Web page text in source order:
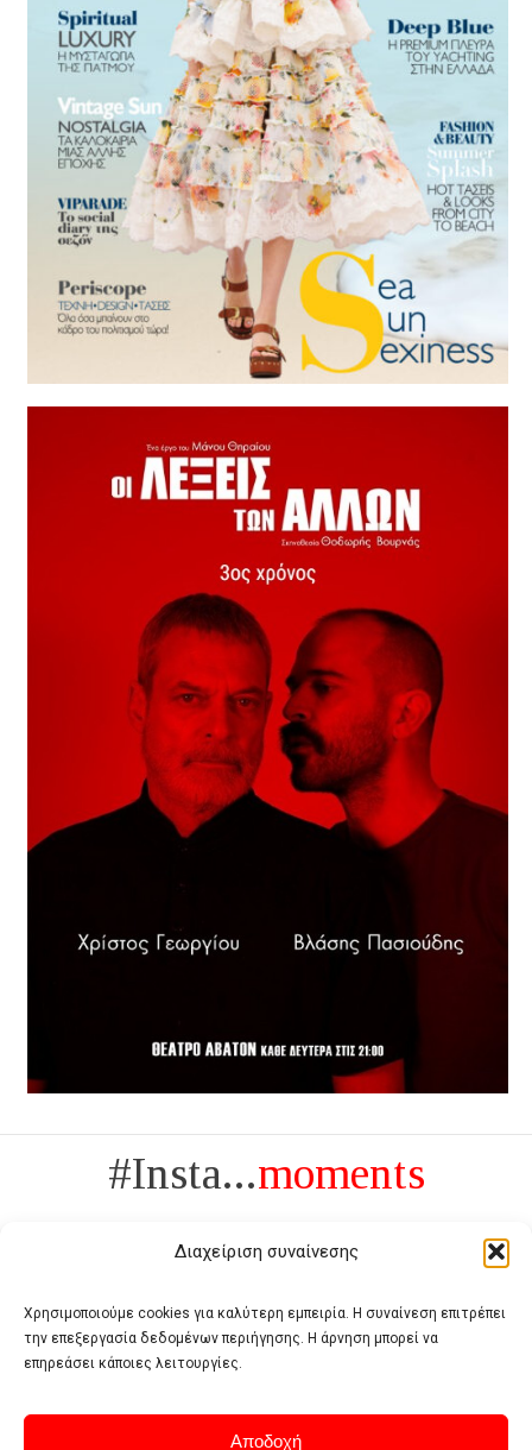
Διαχείριση συναίνεσης
Χρησιμοποιούμε cookies για καλύτερη εμπειρία. Η συναίνεση επιτρέπει
την επεξεργασία δεδομένων περιήγησης. Η άρνηση μπορεί να
επηρεάσει κάποιες λειτουργίες.
Αποδοχή
#Insta...moments
Πολυτέλεια δεν είναι το αντίθετο της ανέχειας, είναι το αντίθετο της